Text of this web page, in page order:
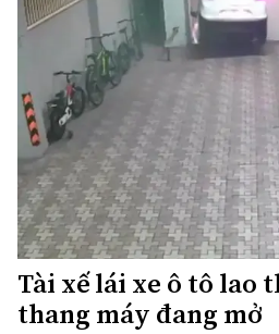
Tài xế lái xe ô tô lao
thang máy đang mở